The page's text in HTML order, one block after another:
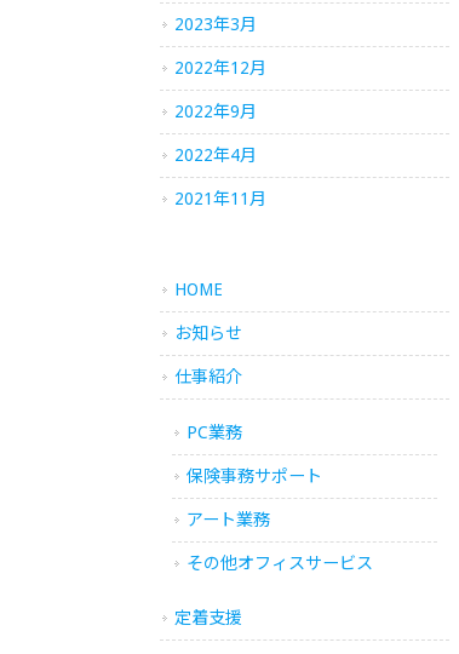
2023年3月
2022年12月
2022年9月
2022年4月
2021年11月
HOME
お知らせ
仕事紹介
PC業務
保険事務サポート
アート業務
その他オフィスサービス
定着支援